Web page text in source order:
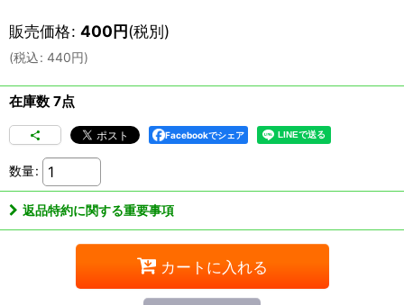
販売価格: 400円(税別)
(税込: 440円)
在庫数 7点
Facebookでシェア
数量:
返品特約に関する重要事項
カートに入れる